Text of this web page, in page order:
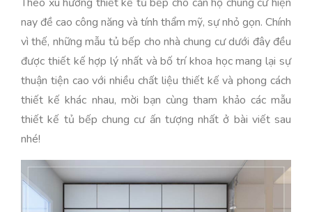
nay đề cao công năng và tính thẩm mỹ, sự nhỏ gọn. Chính
vì thế, những mẫu tủ bếp cho nhà chung cư dưới đây đều
được thiết kế hợp lý nhất và bố trí khoa học mang lại sự
thuận tiện cao với nhiều chất liệu thiết kế và phong cách
thiết kế khác nhau, mời bạn cùng tham khảo các mẫu
thiết kế tủ bếp chung cư ấn tượng nhất ở bài viết sau
nhé!